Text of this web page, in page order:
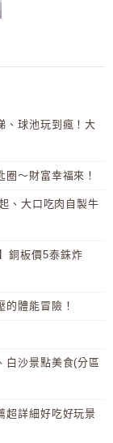
、球池玩到瘋！大
～財富幸福來！
、大口吃肉自製牛
銅板價5泰銖炸
體能冒險！
白沙景點美食(分區
超詳細好吃好玩景